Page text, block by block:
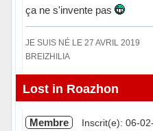
ça ne s'invente pas
JE SUIS NÉ LE 27 AVRIL 2019
BREIZHILIA
Hors ligne
Lost in Roazhon
Membre Inscrit(e): 06-